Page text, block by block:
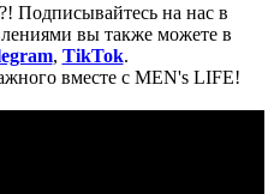
Подписывайтесь на нас в
вы также можете в
, TikTok.
вместе с MEN's LIFE!